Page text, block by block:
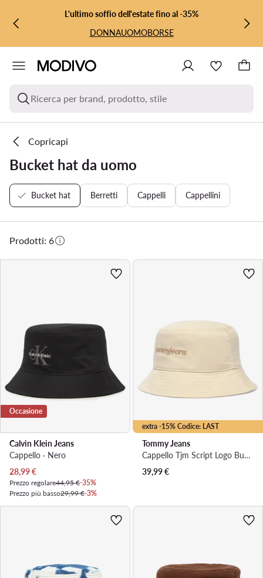
VAI AL CONTENUTO PRINCIPALE
VAI ALLA RICERCAL'ultimo soffio dell'estate fino al -35%
DONNAUOMOBORSE
Ricerca per brand, prodotto, stile
Copricapi
Bucket hat da uomo
Bucket hat Berretti Cappelli Cappellini
Prodotti: 6
Occasione
Calvin Klein Jeans
Cappello · Nero
Prezzo attuale
28,99€
Prezzo regolare44,95 €-35%
Prezzo più basso29,99 €-3%
extra -15% Codice: LAST
Tommy Jeans
Cappello Tjm Script Logo Bucket AM0AM14706
39,99€